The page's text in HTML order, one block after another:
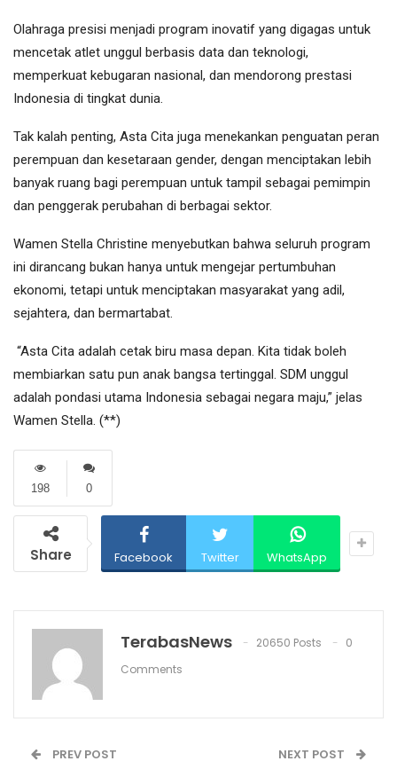
‎Olahraga presisi menjadi program inovatif yang digagas untuk
mencetak atlet unggul berbasis data dan teknologi,
memperkuat kebugaran nasional, dan mendorong prestasi
Indonesia di tingkat dunia.
‎Tak kalah penting, Asta Cita juga menekankan penguatan peran
perempuan dan kesetaraan gender, dengan menciptakan lebih
banyak ruang bagi perempuan untuk tampil sebagai pemimpin
dan penggerak perubahan di berbagai sektor.
‎Wamen Stella Christine menyebutkan bahwa seluruh program
ini dirancang bukan hanya untuk mengejar pertumbuhan
ekonomi, tetapi untuk menciptakan masyarakat yang adil,
sejahtera, dan bermartabat.
‎ “Asta Cita adalah cetak biru masa depan. Kita tidak boleh
membiarkan satu pun anak bangsa tertinggal. SDM unggul
adalah pondasi utama Indonesia sebagai negara maju,” jelas
Wamen Stella. (**)
0
198
Share Facebook Twitter WhatsApp
TerabasNews 20650 Posts
0
Comments
PREV POST NEXT POST